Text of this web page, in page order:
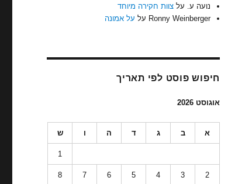
נועה ע. עלצוות חקירה מיוחד
Ronny Weinberger על על אמונה
חיפוש פוסט לפי תאריך
אוגוסט 2026
א ב ג ד ה ו ש
1
2
3
4
5
6
7
8